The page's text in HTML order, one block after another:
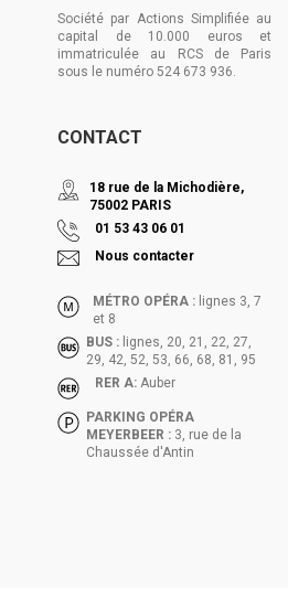
Société par Actions Simplifiée au
capital de 10.000 euros et
immatriculée au RCS de Paris
sous le numéro 524 673 936.
CONTACT
18 rue de la Michodière,
75002 PARIS
01 53 43 06 01
Nous contacter
MÉTRO OPÉRA : lignes 3, 7
et 8
BUS : lignes, 20, 21, 22, 27,
29, 42, 52, 53, 66, 68, 81, 95
RER A: Auber
PARKING OPÉRA
MEYERBEER : 3, rue de la
Chaussée d'Antin